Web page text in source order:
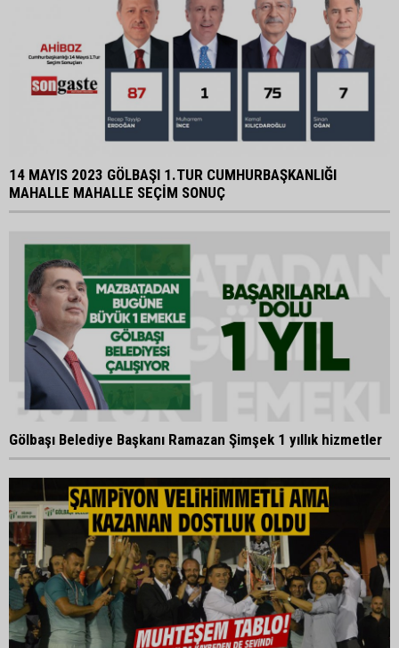
14 MAYIS 2023 GÖLBAŞI 1.TUR CUMHURBAŞKANLIĞI
MAHALLE MAHALLE SEÇİM SONUÇ
Gölbaşı Belediye Başkanı Ramazan Şimşek 1 yıllık hizmetler